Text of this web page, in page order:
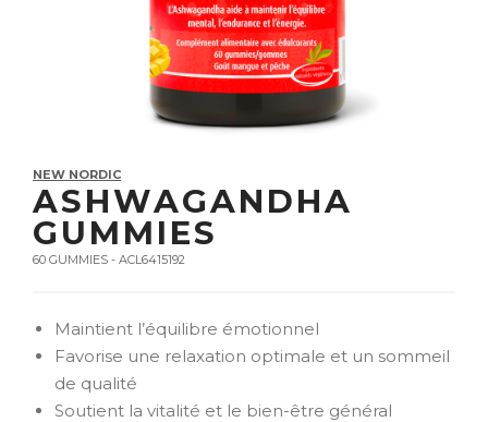
NEW NORDIC
ASHWAGANDHA
GUMMIES
60 GUMMIES - ACL6415192
Maintient l’équilibre émotionnel
Favorise une relaxation optimale et un sommeil
de qualité
Soutient la vitalité et le bien-être général